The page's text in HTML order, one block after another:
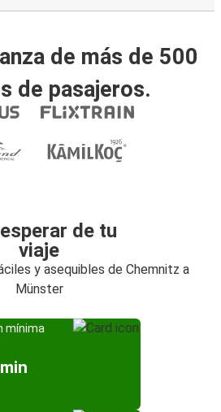
de más de 500
de pasajeros.
de tu
viaje
y asequibles de Chemnitz a
Münster
mínima